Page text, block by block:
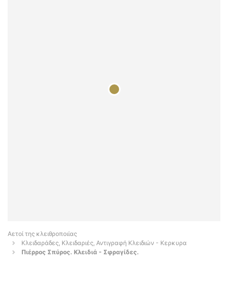
Αετοί της κλειθροποιίας
Κλειδαράδες, Κλειδαριές, Αντιγραφή Κλειδιών - Κερκυρα
Πιέρρος Σπύρος. Κλειδιά - Σφραγίδες.